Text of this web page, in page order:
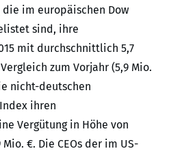
die im europäischen Dow
sind, ihre
mit durchschnittlich 5,7
zum Vorjahr (5,9 Mio.
nicht-deutschen
ihren
Vergütung in Höhe von
€. Die CEOs der im US-